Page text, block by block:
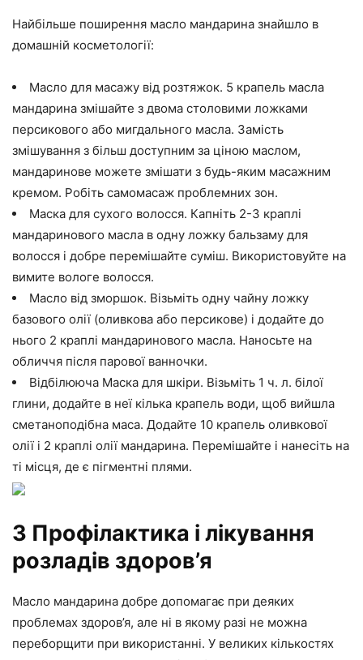
Найбільше поширення масло мандарина знайшло в
домашній косметології:
Масло для масажу від розтяжок. 5 крапель масла
мандарина змішайте з двома столовими ложками
персикового або мигдального масла. Замість
змішування з більш доступним за ціною маслом,
мандаринове можете змішати з будь-яким масажним
кремом. Робіть самомасаж проблемних зон.
Маска для сухого волосся. Капніть 2-3 краплі
мандаринового масла в одну ложку бальзаму для
волосся і добре перемішайте суміш. Використовуйте на
вимите вологе волосся.
Масло від зморшок. Візьміть одну чайну ложку
базового олії (оливкова або персикове) і додайте до
нього 2 краплі мандаринового масла. Наносьте на
обличчя після парової ванночки.
Відбілююча Маска для шкіри. Візьміть 1 ч. л. білої
глини, додайте в неї кілька крапель води, щоб вийшла
сметаноподібна маса. Додайте 10 крапель оливкової
олії і 2 краплі олії мандарина. Перемішайте і нанесіть на
ті місця, де є пігментні плями.
3 Профілактика і лікування
розладів здоров’я
Масло мандарина добре допомагає при деяких
проблемах здоров’я, але ні в якому разі не можна
переборщити при використанні. У великих кількостях